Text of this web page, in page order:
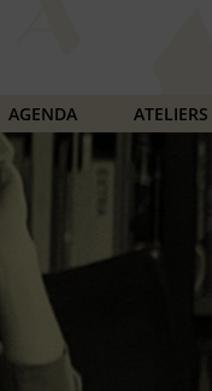
AGENDA ATELIERS